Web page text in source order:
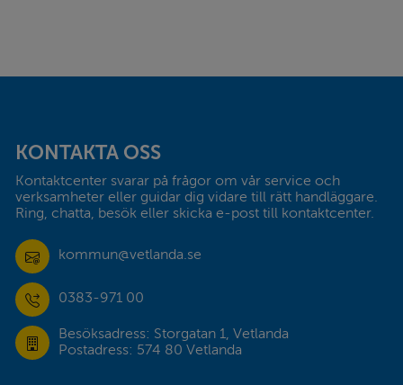
KONTAKTA OSS
Kontaktcenter svarar på frågor om vår service och
verksamheter eller guidar dig vidare till rätt handläggare.
Ring, chatta, besök eller skicka e-post till kontaktcenter.
kommun@vetlanda.se
0383-971 00
Besöksadress: Storgatan 1, Vetlanda
Postadress: 574 80 Vetlanda